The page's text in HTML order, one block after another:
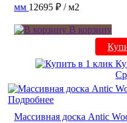
мм 12695 ₽ / м2
В корзину
Подробнее
Массивная доска Antic